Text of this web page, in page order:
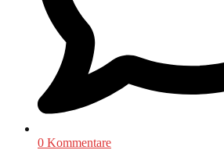
0 Kommentare